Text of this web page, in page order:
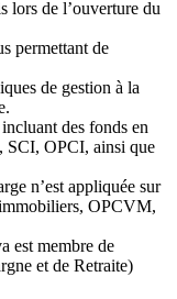
lors de l’ouverture du
permettant de
de gestion à la
des fonds en
SCI, OPCI, ainsi que
n’est appliquée sur
OPCVM,
est membre de
et de Retraite)